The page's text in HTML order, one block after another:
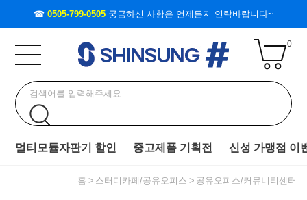
☎ 0505-799-0505 궁금하신 사항은 언제든지 연락바랍니다~
0
멀티모듈자판기 할인 중고제품 기획전 신성 가맹점 이
홈 스터디카페/공유오피스 공유오피스/커뮤니티센터